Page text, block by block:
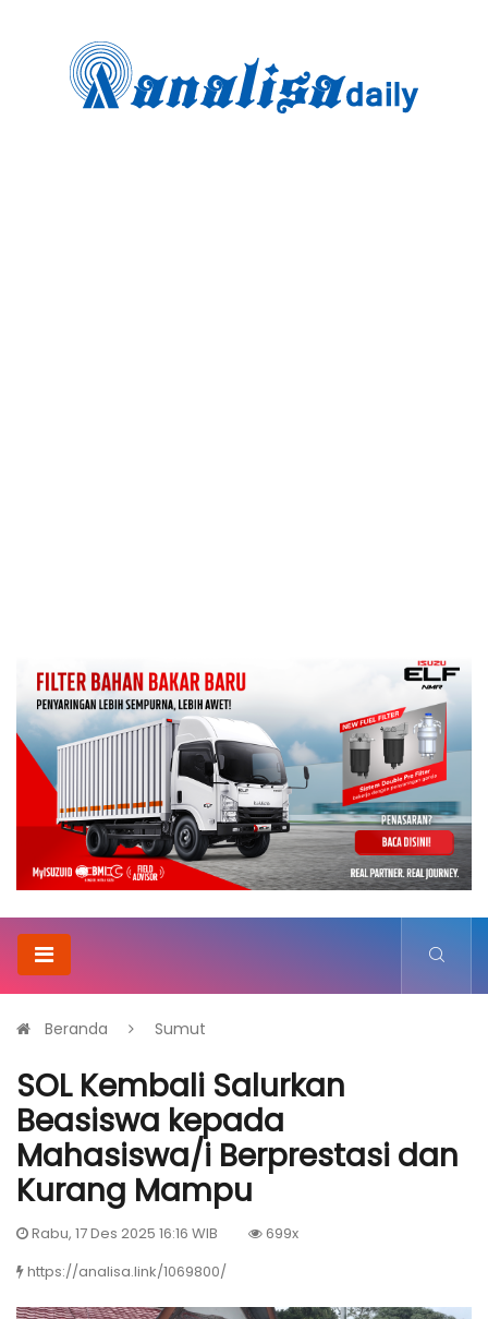
Beranda Sumut
SOL Kembali Salurkan
Beasiswa kepada
Mahasiswa/i Berprestasi dan
Kurang Mampu
Rabu, 17 Des 2025 16:16 WIB
699x
https://analisa.link/1069800/